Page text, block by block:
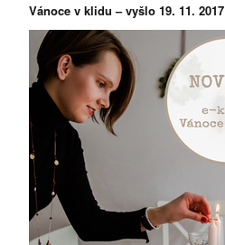
Vánoce v klidu – vyšlo 19. 11. 2017